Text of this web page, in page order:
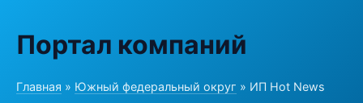
Портал компаний
Главная » Южный федеральный округ » ИП Hot News